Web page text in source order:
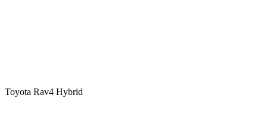
Toyota Rav4 Hybrid